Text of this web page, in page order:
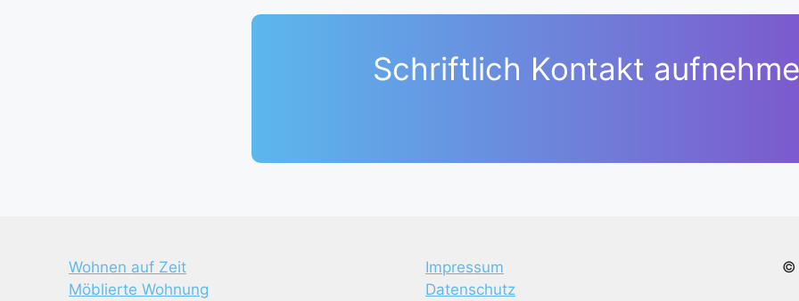
Schriftlich Kontakt
Wohnen auf Zeit
Möblierte Wohnung
Impressum
Datenschutz
©